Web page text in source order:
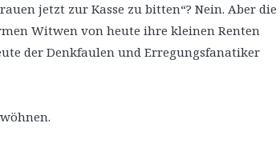
jetzt zur Kasse zu bitten“? Nein. Aber die
Witwen von heute ihre kleinen Renten
der Denkfaulen und Erregungsfanatiker